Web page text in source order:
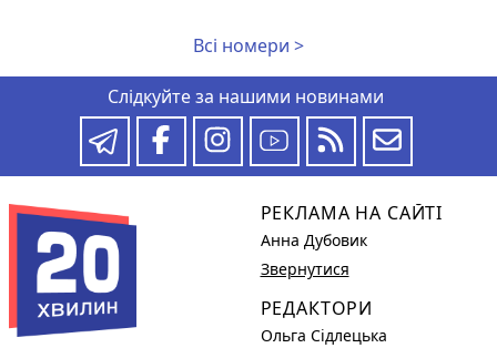
Всі номери >
Слідкуйте за нашими новинами
РЕКЛАМА НА САЙТІ
Анна Дубовик
Звернутися
РЕДАКТОРИ
Ольга Сідлецька